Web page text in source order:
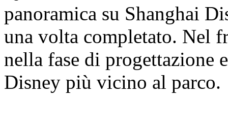
panoramica su Shanghai
una volta completato. Nel
nella fase di progettazione
Disney più vicino al parco.